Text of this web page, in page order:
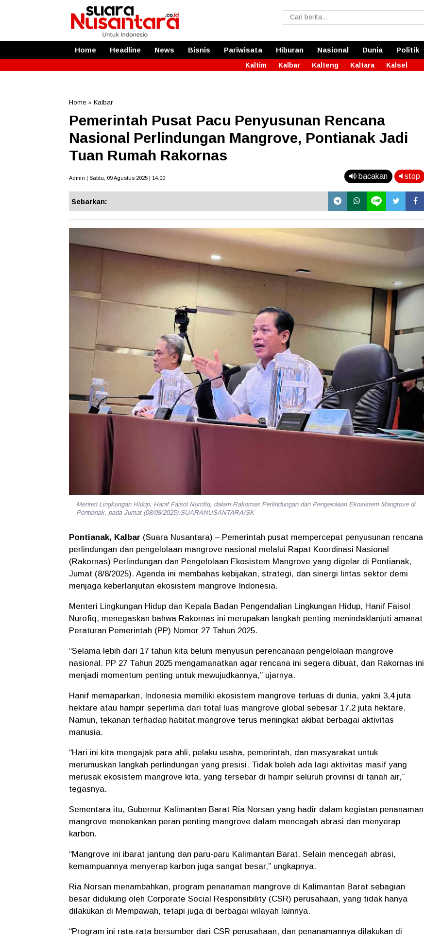
Home Headline News Bisnis Pariwisata Hiburan Nasional Dunia Politik
Kaltim Kalbar Kalteng Kaltara Kalsel
Home » Kalbar
Pemerintah Pusat Pacu Penyusunan Rencana
Nasional Perlindungan Mangrove, Pontianak Jadi
Tuan Rumah Rakornas
Admin | Sabtu, 09 Agustus 2025 | 14.00 bacakan stop
Sebarkan:
Menteri Lingkungan Hidup, Hanif Faisol Nurofiq, dalam Rakornas Perlindungan dan Pengelolaan Ekosistem Mangrove di
Pontianak, pada Jumat (08/08/2025).SUARANUSANTARA/SK
Pontianak, Kalbar (Suara Nusantara) – Pemerintah pusat mempercepat penyusunan rencana
perlindungan dan pengelolaan mangrove nasional melalui Rapat Koordinasi Nasional
(Rakornas) Perlindungan dan Pengelolaan Ekosistem Mangrove yang digelar di Pontianak,
Jumat (8/8/2025). Agenda ini membahas kebijakan, strategi, dan sinergi lintas sektor demi
menjaga keberlanjutan ekosistem mangrove Indonesia.
Menteri Lingkungan Hidup dan Kepala Badan Pengendalian Lingkungan Hidup, Hanif Faisol
Nurofiq, menegaskan bahwa Rakornas ini merupakan langkah penting menindaklanjuti amanat
Peraturan Pemerintah (PP) Nomor 27 Tahun 2025.
“Selama lebih dari 17 tahun kita belum menyusun perencanaan pengelolaan mangrove
nasional. PP 27 Tahun 2025 mengamanatkan agar rencana ini segera dibuat, dan Rakornas ini
menjadi momentum penting untuk mewujudkannya,” ujarnya.
Hanif memaparkan, Indonesia memiliki ekosistem mangrove terluas di dunia, yakni 3,4 juta
hektare atau hampir seperlima dari total luas mangrove global sebesar 17,2 juta hektare.
Namun, tekanan terhadap habitat mangrove terus meningkat akibat berbagai aktivitas
manusia.
“Hari ini kita mengajak para ahli, pelaku usaha, pemerintah, dan masyarakat untuk
merumuskan langkah perlindungan yang presisi. Tidak boleh ada lagi aktivitas masif yang
merusak ekosistem mangrove kita, yang tersebar di hampir seluruh provinsi di tanah air,”
tegasnya.
Sementara itu, Gubernur Kalimantan Barat Ria Norsan yang hadir dalam kegiatan penanaman
mangrove menekankan peran penting mangrove dalam mencegah abrasi dan menyerap
karbon.
“Mangrove ini ibarat jantung dan paru-paru Kalimantan Barat. Selain mencegah abrasi,
kemampuannya menyerap karbon juga sangat besar,” ungkapnya.
Ria Norsan menambahkan, program penanaman mangrove di Kalimantan Barat sebagian
besar didukung oleh Corporate Social Responsibility (CSR) perusahaan, yang tidak hanya
dilakukan di Mempawah, tetapi juga di berbagai wilayah lainnya.
“Program ini rata-rata bersumber dari CSR perusahaan, dan penanamannya dilakukan di